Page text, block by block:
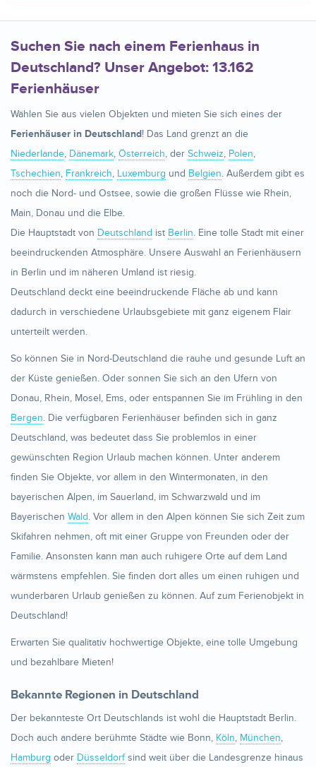
Suchen Sie nach einem Ferienhaus in
Deutschland? Unser Angebot: 13.162
Ferienhäuser
Wählen Sie aus vielen Objekten und mieten Sie sich eines der
Ferienhäuser in Deutschland! Das Land grenzt an die
Niederlande, Dänemark, Österreich, der Schweiz, Polen,
Tschechien, Frankreich, Luxemburg und Belgien. Außerdem gibt es
noch die Nord- und Ostsee, sowie die großen Flüsse wie Rhein,
Main, Donau und die Elbe.
Die Hauptstadt von Deutschland ist Berlin. Eine tolle Stadt mit einer
beeindruckenden Atmosphäre. Unsere Auswahl an Ferienhäusern
in Berlin und im näheren Umland ist riesig.
Deutschland deckt eine beeindruckende Fläche ab und kann
dadurch in verschiedene Urlaubsgebiete mit ganz eigenem Flair
unterteilt werden.
So können Sie in Nord-Deutschland die rauhe und gesunde Luft an
der Küste genießen. Oder sonnen Sie sich an den Ufern von
Donau, Rhein, Mosel, Ems, oder entspannen Sie im Frühling in den
Bergen. Die verfügbaren Ferienhäuser befinden sich in ganz
Deutschland, was bedeutet dass Sie problemlos in einer
gewünschten Region Urlaub machen können. Unter anderem
finden Sie Objekte, vor allem in den Wintermonaten, in den
bayerischen Alpen, im Sauerland, im Schwarzwald und im
Bayerischen Wald. Vor allem in den Alpen können Sie sich Zeit zum
Skifahren nehmen, oft mit einer Gruppe von Freunden oder der
Familie. Ansonsten kann man auch ruhigere Orte auf dem Land
wärmstens empfehlen. Sie finden dort alles um einen ruhigen und
wunderbaren Urlaub genießen zu können. Auf zum Ferienobjekt in
Deutschland!
Erwarten Sie qualitativ hochwertige Objekte, eine tolle Umgebung
und bezahlbare Mieten!
Bekannte Regionen in Deutschland
Der bekannteste Ort Deutschlands ist wohl die Hauptstadt Berlin.
Doch auch andere berühmte Städte wie Bonn, Köln, München,
Hamburg oder Düsseldorfsind weit über die Landesgrenze hinaus